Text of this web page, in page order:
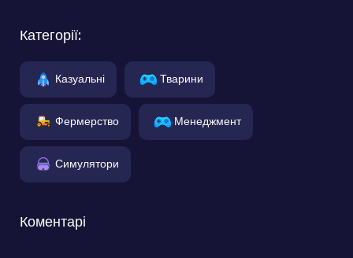
Категорії:
Казуальні Тварини
Фермерство Менеджмент
Симулятори
Коментарі